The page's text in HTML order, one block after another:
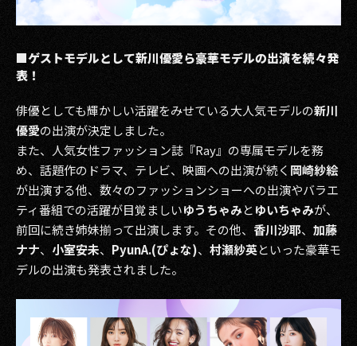
2014
2013
2011
2010
2009
■ゲストモデルとして新川優愛ら豪華モデルの出演を続々発
表！
俳優としても輝かしい活躍をみせている大人気モデルの新川
優愛の出演が決定しました。
また、人気女性ファッション誌『Ray』の専属モデルを務
め、話題作のドラマ、テレビ、映画への出演が続く 岡崎紗絵
が出演する他、数々のファッションショーへの出演やバラエ
ティ番組での活躍が目覚ましいゆうちゃみとゆいちゃみが、
前回に続き姉妹揃って出演します。その他、 香川沙耶、 加藤
ナナ、 小室安未、 PyunA.(ぴょな)、 村瀬紗英といった豪華モ
デルの出演も発表されました。